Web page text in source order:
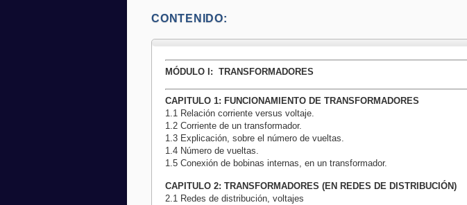
CONTENIDO:
MÓDULO I: TRANSFORMADORES
CAPITULO 1: FUNCIONAMIENTO DE TRANSFORMADORES
1.1 Relación corriente versus voltaje.
1.2 Corriente de un transformador.
1.3 Explicación, sobre el número de vueltas.
1.4 Número de vueltas.
1.5 Conexión de bobinas internas, en un transformador.
CAPITULO 2: TRANSFORMADORES (EN REDES DE DISTRIBUCIÓN)
2.1 Redes de distribución, voltajes